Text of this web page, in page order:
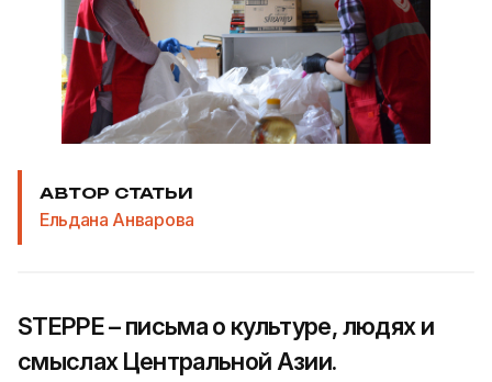
АВТОР СТАТЬИ
Ельдана Анварова
STEPPE – письма о культуре, людях и
смыслах Центральной Азии.